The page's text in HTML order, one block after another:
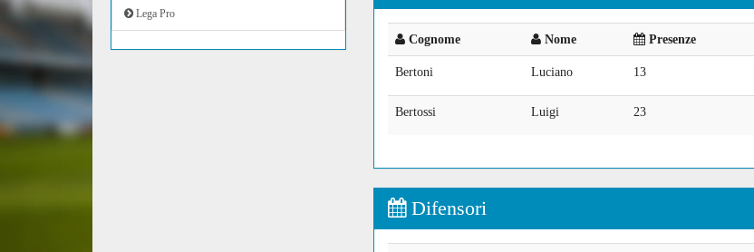
Lega Pro
Cognome Nome Presenze
Bertoni Luciano 13
Bertossi Luigi 23
Difensori